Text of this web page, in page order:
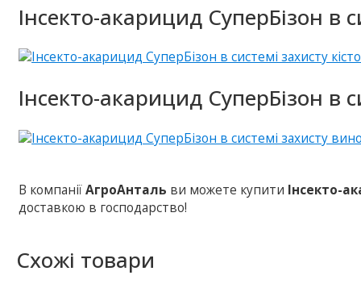
Інсекто-акарицид СуперБізон в
Інсекто-акарицид СуперБізон в
В компаніїАгроАнталь ви можете купити Інсекто-
доставкою в господарство!
Схожі товари